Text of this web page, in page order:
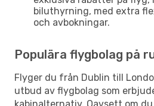
biluthyrning, med extra
och avbokningar.
Populära flygbolag på
Flyger du från Dublin till
utbud av flygbolag som